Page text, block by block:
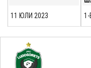
11 ЮЛИ 2023